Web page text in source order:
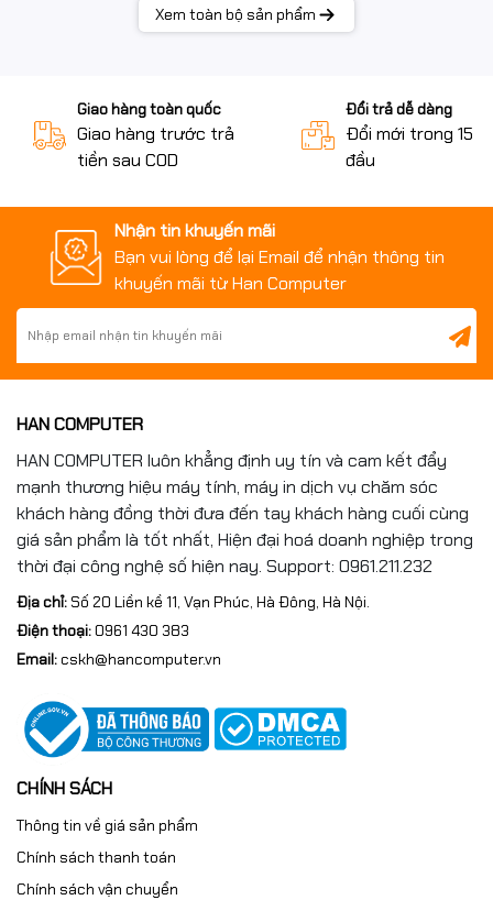
Xem toàn bộ sản phẩm
Giao hàng toàn quốc
Giao hàng trước trả
tiền sau COD
Đổi trả dễ dàng
Đổi mới trong 15
đầu
Nhận tin khuyến mãi
Bạn vui lòng để lại Email để nhận thông tin
khuyến mãi từ Han Computer
HAN COMPUTER
HAN COMPUTER luôn khẳng định uy tín và cam kết đẩy
mạnh thương hiệu máy tính, máy in dịch vụ chăm sóc
khách hàng đồng thời đưa đến tay khách hàng cuối cùng
giá sản phẩm là tốt nhất, Hiện đại hoá doanh nghiệp trong
thời đại công nghệ số hiện nay. Support: 0961.211.232
Địa chỉ:Số 20 Liền kề 11, Vạn Phúc, Hà Đông, Hà Nội.
Điện thoại:0961 430 383
Email:cskh@hancomputer.vn
CHÍNH SÁCH
Thông tin về giá sản phẩm
Chính sách thanh toán
Chính sách vận chuyển